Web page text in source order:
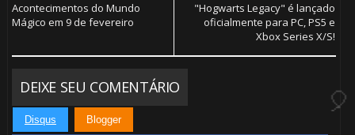
"Hogwarts Legacy" é lançado
oficialmente para PC, PS5 e
Xbox Series X/S!
Acontecimentos do Mundo
Mágico em 9 de fevereiro
DEIXE SEU COMENTÁRIO
Disqus Blogger